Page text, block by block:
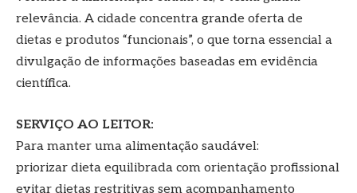
relevância. A cidade concentra grande oferta de
dietas e produtos “funcionais”, o que torna essencial a
divulgação de informações baseadas em evidência
científica.
SERVIÇO AO LEITOR:
Para manter uma alimentação saudável:
priorizar dieta equilibrada com orientação profissional
evitar dietas restritivas sem acompanhamento